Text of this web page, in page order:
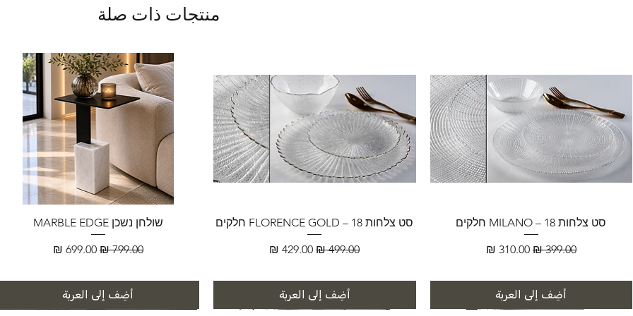
منتجات ذات صلة
סט צלחות MILANO – 18 חלקים
سعر عادي‏399.00 ₪ سعر البيع‏310.00 ₪
أضِف إلى العربة
סט צלחות FLORENCE GOLD – 18 חלקים
سعر عادي‏499.00 ₪ سعر البيع
أضِف إلى العربة
שולחן נשכן MARBLE EDGE
سعر عادي‏799.00 ₪ سعر البيع‏699.00 ₪
أضِف إلى العربة